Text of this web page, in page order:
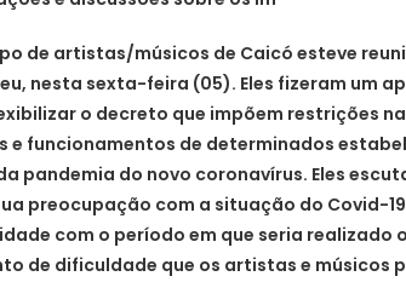
de artistas/músicos de Caicó esteve
nesta sexta-feira (05). Eles fizeram um
o decreto que impõem restrições
e funcionamentos de determinados
pandemia do novo coronavírus. Eles
preocupação com a situação do Covid-
com o período em que seria realizado
de dificuldade que os artistas e músicos